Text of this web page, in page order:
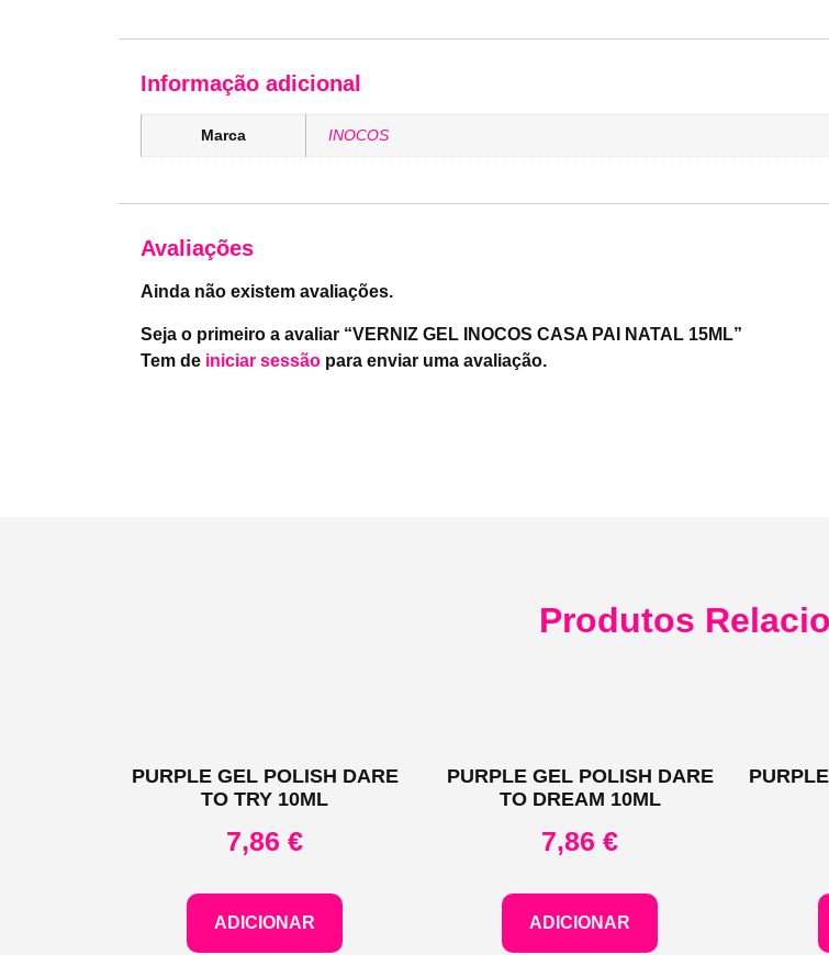
Informação adicional
Marca INOCOS
Avaliações
Ainda não existem avaliações.
Seja o primeiro a avaliar “VERNIZ GEL INOCOS CASA PAI NATAL 15ML”
Tem de iniciar sessãopara enviar uma avaliação.
Produtos
PURPLE GEL POLISH DARE
TO TRY 10ML
7,86€
ADICIONAR
PURPLE GEL POLISH DARE
TO DREAM 10ML
7,86€
ADICIONAR